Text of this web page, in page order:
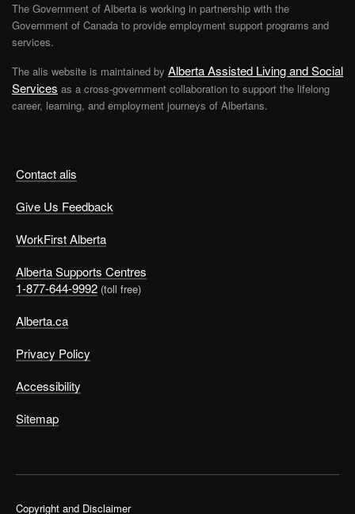
Contact alis
Give Us Feedback
WorkFirst Alberta
Alberta Supports Centres
1-877-644-9992 (toll free)
Alberta.ca
Privacy Policy
Accessibility
Sitemap
The Government of Alberta is working in partnership with the
Government of Canada to provide employment support programs and
services.
The alis website is maintained by Alberta Assisted Living and Social
Services as a cross-government collaboration to support the lifelong
career, learning, and employment journeys of Albertans.
Copyright and Disclaimer